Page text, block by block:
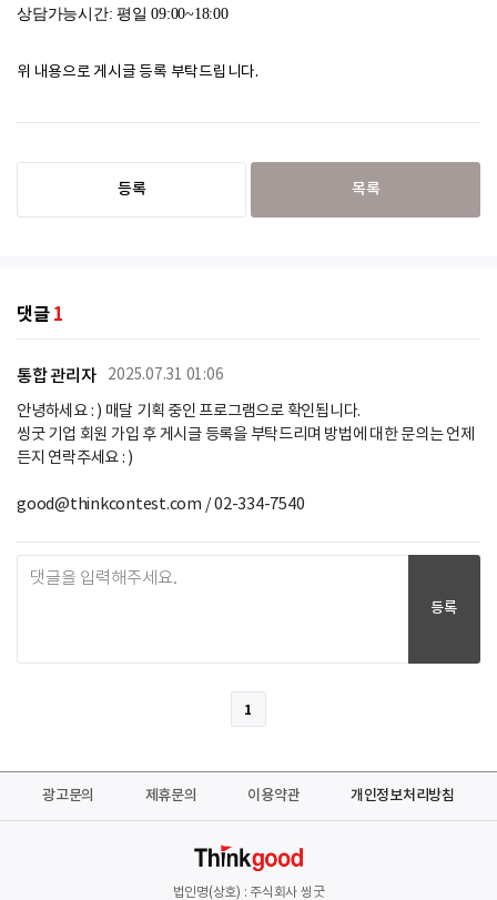
상담가능시간: 평일 09:00~18:00
위 내용으로 게시글 등록 부탁드립니다.
등록 목록
댓글 1
통합 관리자 2025.07.31 01:06
안녕하세요 : ) 매달 기획 중인 프로그램으로 확인됩니다.
씽굿 기업 회원 가입 후 게시글 등록을 부탁드리며 방법에 대한 문의는 언제
든지 연락주세요 : )
good@thinkcontest.com / 02-334-7540
등록
1
광고문의 제휴문의 이용약관 개인정보처리방침
법인명(상호) : 주식회사 씽굿